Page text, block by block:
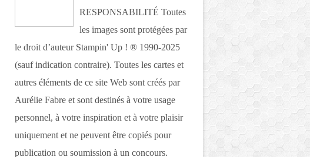
RESPONSABILITÉ Toutes
les images sont protégées par
le droit d’auteur Stampin' Up ! ® 1990-2025
(sauf indication contraire). Toutes les cartes et
autres éléments de ce site Web sont créés par
Aurélie Fabre et sont destinés à votre usage
personnel, à votre inspiration et à votre plaisir
uniquement et ne peuvent être copiés pour
publication ou soumission à un concours.